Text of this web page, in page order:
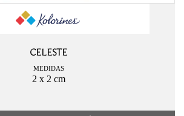
CELESTE
MEDIDAS
2 x 2 cm